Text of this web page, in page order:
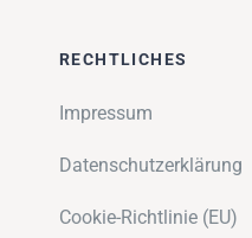
RECHTLICHES
Impressum
Datenschutzerklärung
Cookie-Richtlinie (EU)